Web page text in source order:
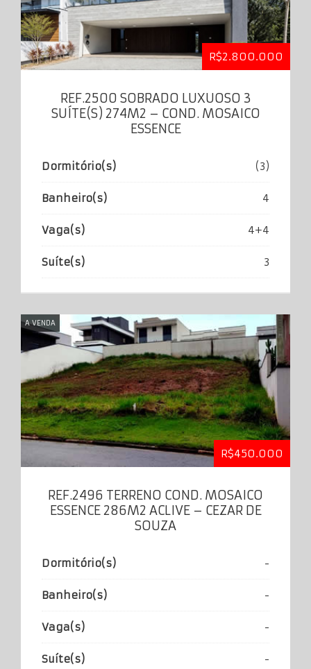
R$2.800.000
REF.2500 SOBRADO LUXUOSO 3
SUÍTE(S) 274M2 – COND. MOSAICO
ESSENCE
Dormitório(s) (3)
Banheiro(s) 4
Vaga(s) 4+4
Suíte(s) 3
R$450.000
A VENDA
REF.2496 TERRENO COND. MOSAICO
ESSENCE 286M2 ACLIVE – CEZAR DE
SOUZA
Dormitório(s) -
Banheiro(s) -
Vaga(s) -
Suíte(s) -